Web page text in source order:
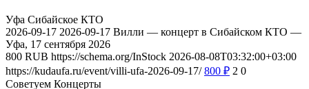
Уфа Сибайское КТО
2026-09-17 2026-09-17 Вилли — концерт в Сибайском КТО —
Уфа, 17 сентября 2026
800 RUB https://schema.org/InStock 2026-08-08T03:32:00+03:00
https://kudaufa.ru/event/villi-ufa-2026-09-17/ 800 ₽ 2 0
Советуем Концерты